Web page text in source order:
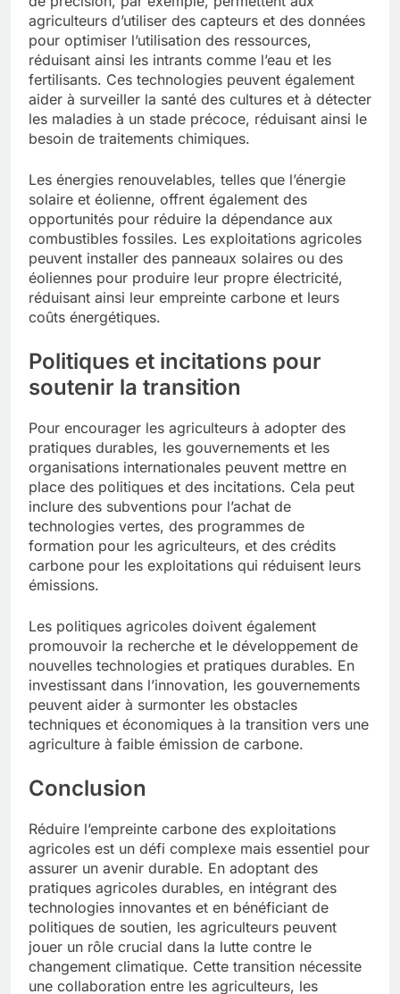
agriculteurs d’utiliser des capteurs et des données
pour optimiser l’utilisation des ressources,
réduisant ainsi les intrants comme l’eau et les
fertilisants. Ces technologies peuvent également
aider à surveiller la santé des cultures et à détecter
les maladies à un stade précoce, réduisant ainsi le
besoin de traitements chimiques.
Les énergies renouvelables, telles que l’énergie
solaire et éolienne, offrent également des
opportunités pour réduire la dépendance aux
combustibles fossiles. Les exploitations agricoles
peuvent installer des panneaux solaires ou des
éoliennes pour produire leur propre électricité,
réduisant ainsi leur empreinte carbone et leurs
coûts énergétiques.
Politiques et incitations pour
soutenir la transition
Pour encourager les agriculteurs à adopter des
pratiques durables, les gouvernements et les
organisations internationales peuvent mettre en
place des politiques et des incitations. Cela peut
inclure des subventions pour l’achat de
technologies vertes, des programmes de
formation pour les agriculteurs, et des crédits
carbone pour les exploitations qui réduisent leurs
émissions.
Les politiques agricoles doivent également
promouvoir la recherche et le développement de
nouvelles technologies et pratiques durables. En
investissant dans l’innovation, les gouvernements
peuvent aider à surmonter les obstacles
techniques et économiques à la transition vers une
agriculture à faible émission de carbone.
Conclusion
Réduire l’empreinte carbone des exploitations
agricoles est un défi complexe mais essentiel pour
assurer un avenir durable. En adoptant des
pratiques agricoles durables, en intégrant des
technologies innovantes et en bénéficiant de
politiques de soutien, les agriculteurs peuvent
jouer un rôle crucial dans la lutte contre le
changement climatique. Cette transition nécessite
une collaboration entre les agriculteurs, les